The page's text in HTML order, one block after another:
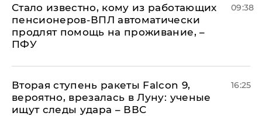
Стало известно, кому из работающих
пенсионеров-ВПЛ автоматически
продлят помощь на проживание, –
ПФУ
09:38
Вторая ступень ракеты Falcon 9,
вероятно, врезалась в Луну: ученые
ищут следы удара – ВВС
16:25